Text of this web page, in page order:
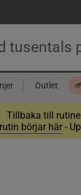
Outlet
Tillbaka till
börjar här -